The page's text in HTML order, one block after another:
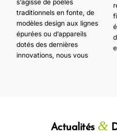
s’agisse de poêles
traditionnels en fonte, de
modèles design aux lignes
épurées ou d’appareils
dotés des dernières
innovations, nous vous
Actualités &